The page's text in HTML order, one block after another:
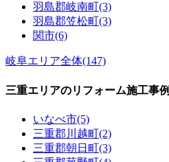
羽島郡岐南町(3)
羽島郡笠松町(3)
関市(6)
岐阜エリア全体(147)
三重エリアのリフォーム施工事例
いなべ市(5)
三重郡川越町(2)
三重郡朝日町(3)